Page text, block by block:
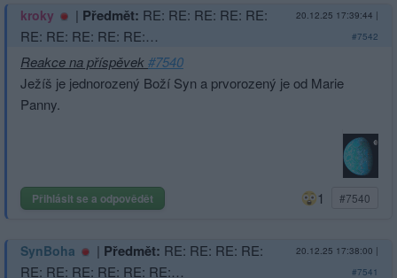
kroky | Předmět: RE: RE: RE: RE: RE:
RE: RE: RE: RE: RE:…
20.12.25 17:39:44 |
#7542
Reakce na příspěvek#7540
Ježíš je jednorozený Boží Syn a prvorozený je od Marie
Panny.
Přihlásit se a odpovědět 1 #7540
SynBoha | Předmět: RE: RE: RE: RE:
RE: RE: RE: RE: RE: RE:…
20.12.25 17:38:00 |
#7541